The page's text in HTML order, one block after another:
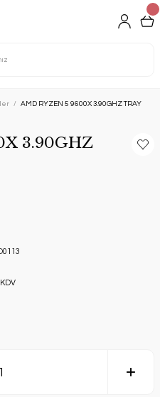
AMD RYZEN 5 9600X 3.90GHZ TRAY
3.90GHZ